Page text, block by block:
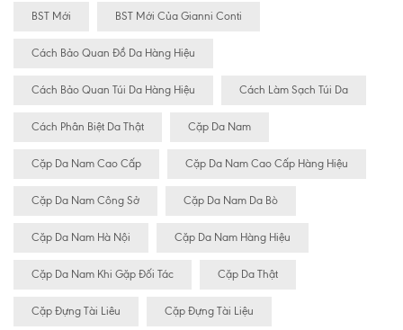
BST Mới BST Mới Của Gianni Conti
Cách Bảo Quan Đồ Da Hàng Hiệu
Cách Bảo Quan Túi Da Hàng Hiệu Cách Làm Sạch Túi Da
Cách Phân Biệt Da Thật Cặp Da Nam
Cặp Da Nam Cao Cấp Cặp Da Nam Cao Cấp Hàng Hiệu
Cặp Da Nam Công Sở Cặp Da Nam Da Bò
Cặp Da Nam Hà Nội Cặp Da Nam Hàng Hiệu
Cặp Da Nam Khi Gặp Đối Tác Cặp Da Thật
Cặp Đựng Tài Liêu Cặp Đựng Tài Liệu